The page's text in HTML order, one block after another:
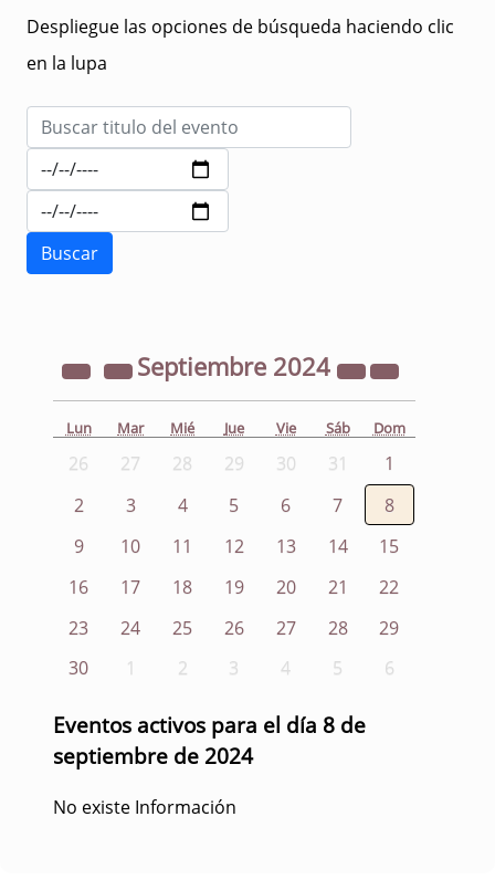
Despliegue las opciones de búsqueda haciendo clic
en la lupa
Septiembre 2024
Lun Mar Mié Jue Vie Sáb Dom
26 27 28 29 30 31
1
2
3 4 5 6 7
8
9
10 11 12 13 14
15
16
17 18 19 20 21
22
23
24 25 26 27 28
29
30
1 2 3 4 5 6
Eventos activos para el día 8 de
septiembre de 2024
No existe Información